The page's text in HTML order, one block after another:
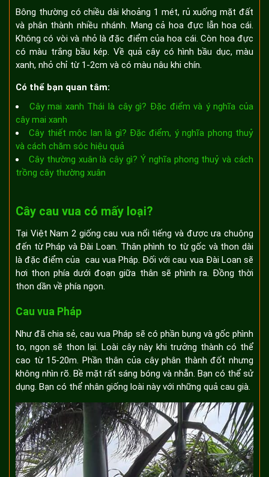
Bông thường có chiều dài khoảng 1 mét, rủ xuống mặt đất
và phân thành nhiều nhánh. Mang cả hoa đực lẫn hoa cái.
Không có vòi và nhỏ là đặc điểm của hoa cái. Còn hoa đực
có màu trắng bầu kép. Về quả cây có hình bầu dục, màu
xanh, nhỏ chỉ từ 1-2cm và có màu nâu khi chín.
Có thể bạn quan tâm:
Cây mai xanh Thái là cây gì? Đặc điểm và ý nghĩa của
cây mai xanh
Cây thiết mộc lan là gì? Đặc điểm, ý nghĩa phong thuỷ
và cách chăm sóc hiệu quả
Cây thường xuân là cây gì? Ý nghĩa phong thuỷ và cách
trồng cây thường xuân
Cây cau vua có mấy loại?
Tại Việt Nam 2 giống cau vua nổi tiếng và được ưa chuộng
đến từ Pháp và Đài Loan. Thân phình to từ gốc và thon dài
là đặc điểm của cau vua Pháp. Đối với cau vua Đài Loan sẽ
hơi thon phía dưới đoạn giữa thân sẽ phình ra. Đồng thời
thon dần về phía ngọn.
Cau vua Pháp
Như đã chia sẻ, cau vua Pháp sẽ có phần bụng và gốc phình
to, ngọn sẽ thon lại. Loài cây này khi trưởng thành có thể
cao từ 15-20m. Phần thân của cây phân thành đốt nhưng
không nhìn rõ. Bề mặt rất sáng bóng và nhẵn. Bạn có thể sử
dụng. Bạn có thể nhân giống loài này với những quả cau già.